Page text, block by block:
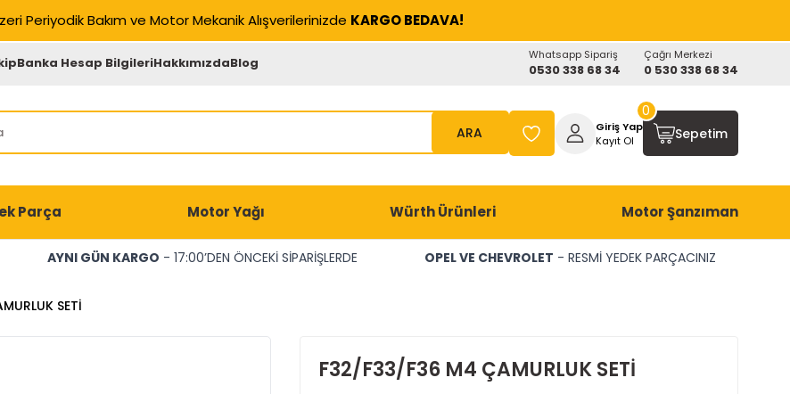
Periyodik Bakım ve Motor Mekanik Alışverilerinizde KARGO BEDAVA!
Banka Hesap BilgileriHakkımızdaBlog Whatsapp Sipariş
0530 338 68 34
Çağrı Merkezi
0 530 338 68 34
ARA
Giriş Yap
Kayıt Ol
Sepetim
0
Parça Motor Yağı Würth Ürünleri Motor Şanzıman
AYNI GÜN KARGO - 17:00’DEN ÖNCEKİ SİPARİŞLERDE OPEL VE CHEVROLET - RESMİ YEDEK PARÇACINIZ
SETİ
F32/F33/F36 M4 ÇAMURLUK SETİ